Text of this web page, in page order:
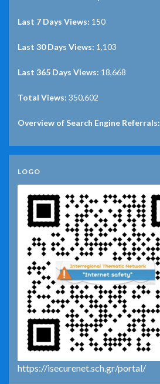
Last 7 Days Views: 150
Last 30 Days Views: 1,103
Last 365 Days Views: 18,668
Total Views: 350,602
Overview of Search Engine Referrals:
LOGO
https://isecurenet.sch.gr/portal/